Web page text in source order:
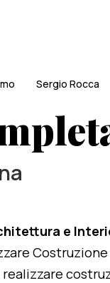
Sergio Rocca
e